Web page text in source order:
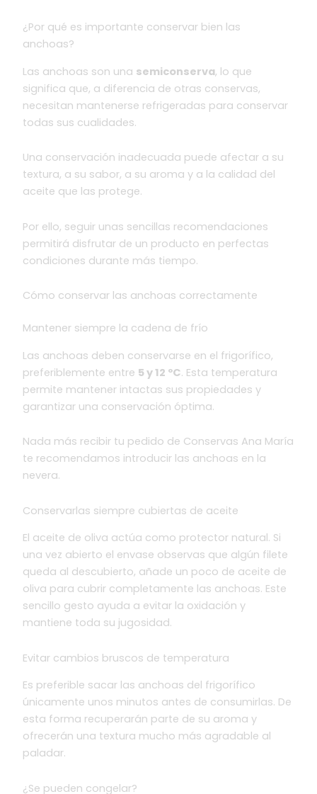
¿Por qué es importante conservar bien las
anchoas?
Las anchoas son una semiconserva, lo que
significa que, a diferencia de otras conservas,
necesitan mantenerse refrigeradas para conservar
todas sus cualidades.
Una conservación inadecuada puede afectar a su
textura, a su sabor, a su aroma y a la calidad del
aceite que las protege.
Por ello, seguir unas sencillas recomendaciones
permitirá disfrutar de un producto en perfectas
condiciones durante más tiempo.
Cómo conservar las anchoas correctamente
Mantener siempre la cadena de frío
Las anchoas deben conservarse en el frigorífico,
preferiblemente entre 5 y 12 ºC. Esta temperatura
permite mantener intactas sus propiedades y
garantizar una conservación óptima.
Nada más recibir tu pedido de Conservas Ana María
te recomendamos introducir las anchoas en la
nevera.
Conservarlas siempre cubiertas de aceite
El aceite de oliva actúa como protector natural. Si
una vez abierto el envase observas que algún filete
queda al descubierto, añade un poco de aceite de
oliva para cubrir completamente las anchoas. Este
sencillo gesto ayuda a evitar la oxidación y
mantiene toda su jugosidad.
Evitar cambios bruscos de temperatura
Es preferible sacar las anchoas del frigorífico
únicamente unos minutos antes de consumirlas. De
esta forma recuperarán parte de su aroma y
ofrecerán una textura mucho más agradable al
paladar.
¿Se pueden congelar?